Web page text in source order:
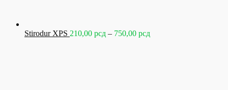
Stirodur XPS 210,00 рсд – 750,00 рсдRaspon